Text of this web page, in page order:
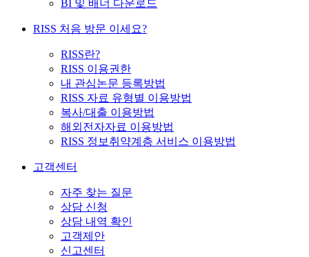
BI 및 배너 다운로드
RISS 처음 방문 이세요?
RISS란?
RISS 이용권한
내 관심논문 등록방법
RISS 자료 유형별 이용방법
복사/대출 이용방법
해외전자자료 이용방법
RISS 정보취약계층 서비스 이용방법
고객센터
자주 찾는 질문
상담 신청
상담 내역 확인
고객제안
신고센터